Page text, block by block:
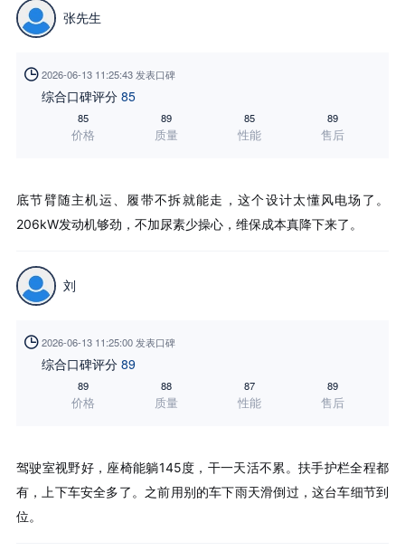
张先生
 2026-06-13 11:25:43 发表口碑
综合口碑评分 85
85
价格
89
质量
85
性能
89
售后
底节臂随主机运、履带不拆就能走，这个设计太懂风电场了。
206kW发动机够劲，不加尿素少操心，维保成本真降下来了。
刘
 2026-06-13 11:25:00 发表口碑
综合口碑评分 89
89
价格
88
质量
87
性能
89
售后
驾驶室视野好，座椅能躺145度，干一天活不累。扶手护栏全程都
有，上下车安全多了。之前用别的车下雨天滑倒过，这台车细节到
位。